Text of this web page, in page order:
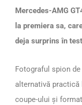
Mercedes-AMG
la premiera sa,
deja surprins în
Fotograful spion de
alternativă practică
coupe-ului și